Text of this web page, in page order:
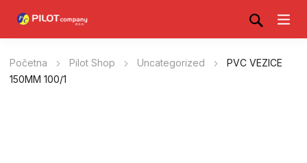
Početna Pilot Shop Uncategorized
PVC VEZICE
150MM 100/1